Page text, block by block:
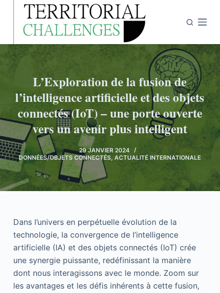
s
e
o
n
t
e
u
L’Exploration de la fusion de
l’intelligence artificielle et des objets
connectés (IoT) – une porte ouverte
vers un avenir plus intelligent
29 JANVIER 2024
DONNÉES/OBJETS CONNECTÉS,ACTUALITÉ INTERNATIONALE
Dans l’univers en perpétuelle évolution de la
technologie, la convergence de l’intelligence
artificielle (IA) et des objets connectés (IoT) crée
une synergie puissante, redéfinissant la manière
dont nous interagissons avec le monde. Zoom sur
les avantages et les défis inhérents à cette fusion,